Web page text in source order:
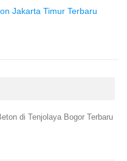
Jakarta Timur Terbaru
di Tenjolaya Bogor Terbaru